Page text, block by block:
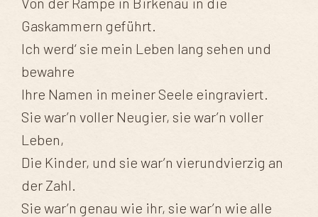
Gaskammern geführt.
Ich werd‘ sie mein Leben lang sehen und
bewahre
Ihre Namen in meiner Seele eingraviert.
Sie war’n voller Neugier, sie war’n voller
Leben,
Die Kinder, und sie war’n vierundvierzig an
der Zahl.
Sie war’n genau wie ihr, sie war’n wie alle